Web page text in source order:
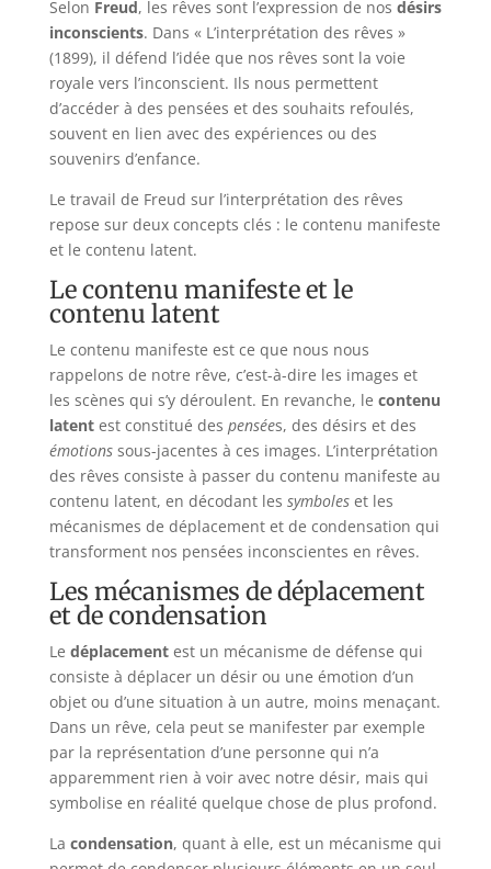
Selon Freud, les rêves sont l’expression de nos désirs
inconscients. Dans « L’interprétation des rêves »
(1899), il défend l’idée que nos rêves sont la voie
royale vers l’inconscient. Ils nous permettent
d’accéder à des pensées et des souhaits refoulés,
souvent en lien avec des expériences ou des
souvenirs d’enfance.
Le travail de Freud sur l’interprétation des rêves
repose sur deux concepts clés : le contenu manifeste
et le contenu latent.
Le contenu manifeste et le
contenu latent
Le contenu manifeste est ce que nous nous
rappelons de notre rêve, c’est-à-dire les images et
les scènes qui s’y déroulent. En revanche, le contenu
latent est constitué des pensées, des désirs et des
émotions sous-jacentes à ces images. L’interprétation
des rêves consiste à passer du contenu manifeste au
contenu latent, en décodant les symboles et les
mécanismes de déplacement et de condensation qui
transforment nos pensées inconscientes en rêves.
Les mécanismes de déplacement
et de condensation
Le déplacementest un mécanisme de défense qui
consiste à déplacer un désir ou une émotion d’un
objet ou d’une situation à un autre, moins menaçant.
Dans un rêve, cela peut se manifester par exemple
par la représentation d’une personne qui n’a
apparemment rien à voir avec notre désir, mais qui
symbolise en réalité quelque chose de plus profond.
La condensation, quant à elle, est un mécanisme qui